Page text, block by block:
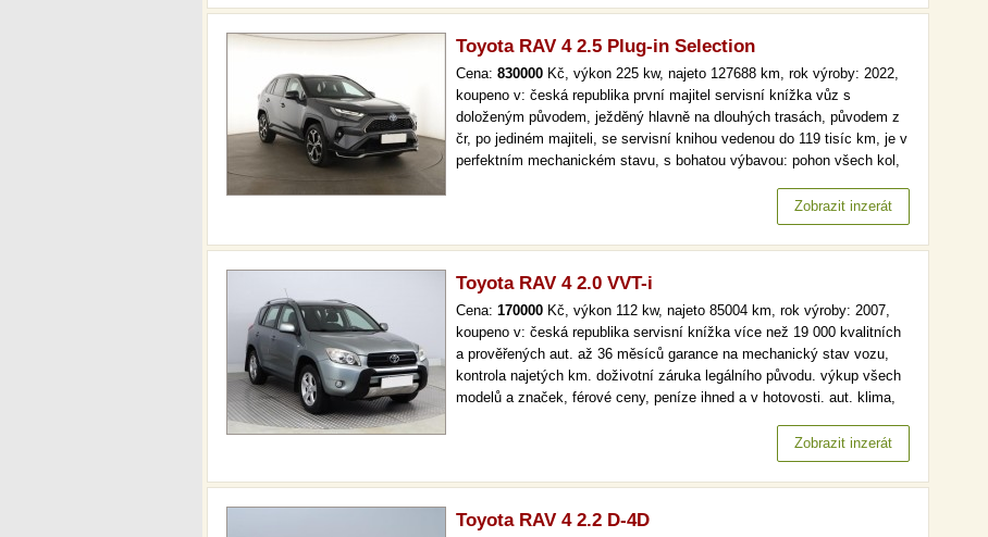
Toyota RAV 4 2.5 Plug-in Selection
Cena: 830000 Kč, výkon 225 kw, najeto 127688 km, rok výroby: 2022,
koupeno v: česká republika první majitel servisní knížka vůz s
doloženým původem, ježděný hlavně na dlouhých trasách, původem z
čr, po jediném majiteli, se servisní knihou vedenou do 119 tisíc km, je v
perfektním mechanickém stavu, s bohatou výbavou: pohon všech kol,
klimatizace, hlavní světlomety s led technologií, parkovací senzory.…
Zobrazit inzerát
Toyota RAV 4 2.0 VVT-i
Cena: 170000 Kč, výkon 112 kw, najeto 85004 km, rok výroby: 2007,
koupeno v: česká republika servisní knížka více než 19 000 kvalitních
a prověřených aut. až 36 měsíců garance na mechanický stav vozu,
kontrola najetých km. doživotní záruka legálního původu. výkup všech
modelů a značek, férové ceny, peníze ihned a v hotovosti. aut. klima,
až 36 měsíců garance na mechanický stav vozu, kontrola…Zobrazit inzerát
Toyota RAV 4 2.2 D-4D